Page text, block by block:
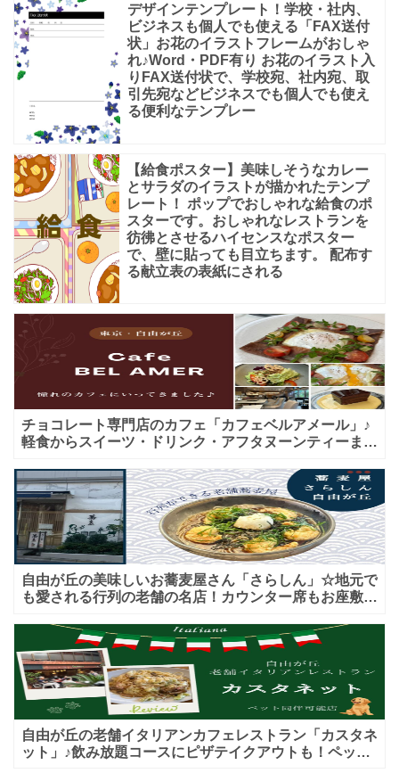
デザインテンプレート！学校・社内、
ビジネスも個人でも使える「FAX送付
状」お花のイラストフレームがおしゃ
れ♪Word・PDF有り お花のイラスト入
りFAX送付状で、学校宛、社内宛、取
引先宛などビジネスでも個人でも使え
る便利なテンプレー
【給食ポスター】美味しそうなカレー
とサラダのイラストが描かれたテンプ
レート！ ポップでおしゃれな給食のポ
スターです。おしゃれなレストランを
彷彿とさせるハイセンスなポスター
で、壁に貼っても目立ちます。 配布す
る献立表の表紙にされる
チョコレート専門店のカフェ「カフェベルアメール」♪
軽食からスイーツ・ドリンク・アフタヌーンティーまで
自由が丘の美味しいお蕎麦屋さん「さらしん」☆地元で
も愛される行列の老舗の名店！カウンター席もお座敷も
自由が丘の老舗イタリアンカフェレストラン「カスタネ
ット」♪飲み放題コースにピザテイクアウトも！ペット